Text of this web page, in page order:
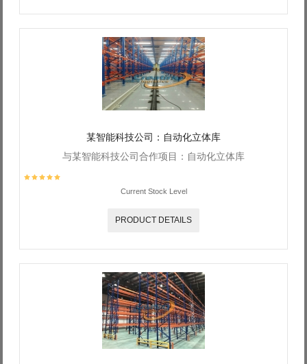
某智能科技公司：自动化立体库
与某智能科技公司合作项目：自动化立体库
Current Stock Level
PRODUCT DETAILS